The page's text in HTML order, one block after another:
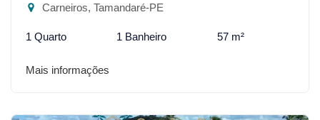
Carneiros, Tamandaré-PE
1 Quarto 1 Banheiro 57 m²
Mais informações